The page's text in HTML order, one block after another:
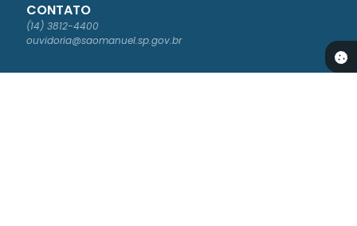
CONTATO
(14) 3812-4400
ouvidoria@saomanuel.sp.gov.br